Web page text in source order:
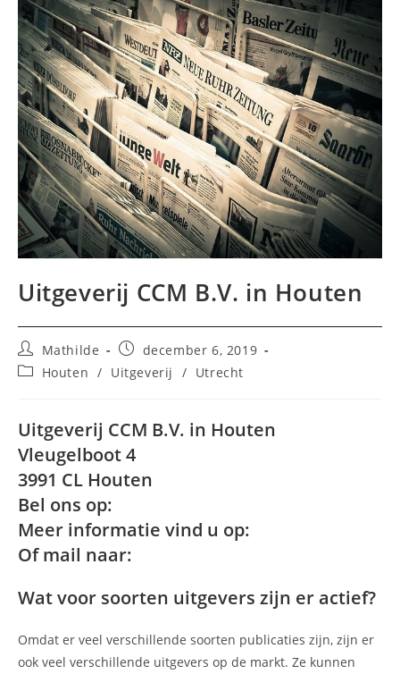
Uitgeverij CCM B.V. in Houten
Bericht
auteur:
Mathilde
Bericht
gepubliceerd
op:
december 6, 2019
Berichtcategorie:
Houten / Uitgeverij / Utrecht
Uitgeverij CCM B.V. in Houten
Vleugelboot 4
3991 CL Houten
Bel ons op:
Meer informatie vind u op:
Of mail naar:
Wat voor soorten uitgevers zijn er actief?
Omdat er veel verschillende soorten publicaties zijn, zijn er
ook veel verschillende uitgevers op de markt. Ze kunnen